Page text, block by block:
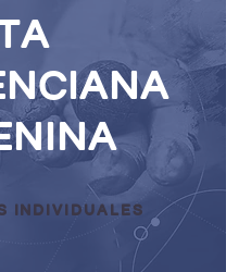
individuales